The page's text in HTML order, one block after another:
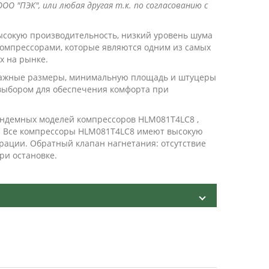
"ПЭК", или любая другая т.к. по согласованию с
производительность, низкий уровень шума
которые являются одним из самых
на рынке.
размеры, минимальную площадь и штуцеры
для обеспечения комфорта при
моделей компрессоров HLM081T4LC8 ,
компрессоры HLM081T4LC8 имеют высокую
Обратный клапан нагнетания: отсутствие
остановке.